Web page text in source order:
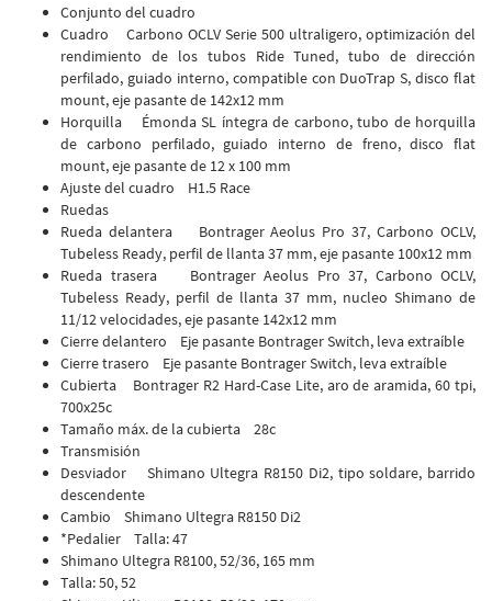
Conjunto del cuadro
Cuadro Carbono OCLV Serie 500 ultraligero, optimización del
rendimiento de los tubos Ride Tuned, tubo de dirección
perfilado, guiado interno, compatible con DuoTrap S, disco flat
mount, eje pasante de 142x12 mm
Horquilla Émonda SL íntegra de carbono, tubo de horquilla
de carbono perfilado, guiado interno de freno, disco flat
mount, eje pasante de 12 x 100 mm
Ajuste del cuadro H1.5 Race
Ruedas
Rueda delantera Bontrager Aeolus Pro 37, Carbono OCLV,
Tubeless Ready, perfil de llanta 37 mm, eje pasante 100x12 mm
Rueda trasera Bontrager Aeolus Pro 37, Carbono OCLV,
Tubeless Ready, perfil de llanta 37 mm, nucleo Shimano de
11/12 velocidades, eje pasante 142x12 mm
Cierre delantero Eje pasante Bontrager Switch, leva extraíble
Cierre trasero Eje pasante Bontrager Switch, leva extraíble
Cubierta Bontrager R2 Hard-Case Lite, aro de aramida, 60 tpi,
700x25c
Tamaño máx. de la cubierta 28c
Transmisión
Desviador Shimano Ultegra R8150 Di2, tipo soldare, barrido
descendente
Cambio Shimano Ultegra R8150 Di2
*Pedalier Talla: 47
Shimano Ultegra R8100, 52/36, 165 mm
Talla: 50, 52